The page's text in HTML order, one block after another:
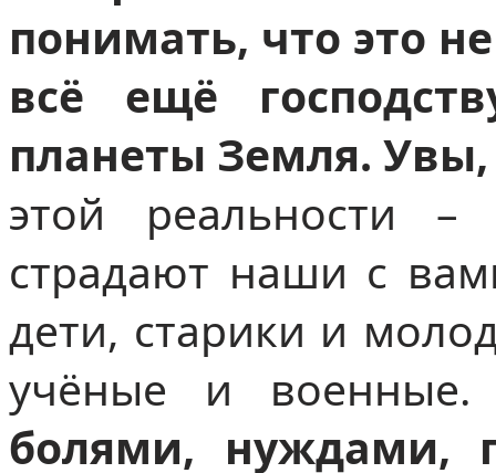
понимать, что это
всё ещё
планеты Земля.
этой реальности
страдают наши с
дети, старики и
учёные и
болями, нуждами,